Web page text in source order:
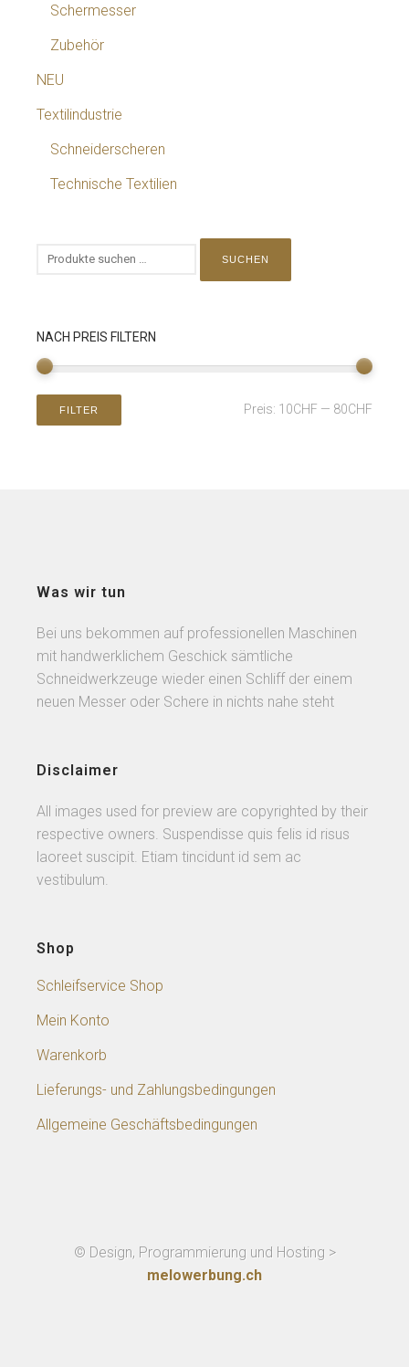
Schermesser
Zubehör
NEU
Textilindustrie
Schneiderscheren
Technische Textilien
SUCHEN
NACH PREIS FILTERN
FILTER Preis: 10CHF — 80CHF
Was wir tun
Bei uns bekommen auf professionellen Maschinen
mit handwerklichem Geschick sämtliche
Schneidwerkzeuge wieder einen Schliff der einem
neuen Messer oder Schere in nichts nahe steht
Disclaimer
All images used for preview are copyrighted by their
respective owners. Suspendisse quis felis id risus
laoreet suscipit. Etiam tincidunt id sem ac
vestibulum.
Shop
Schleifservice Shop
Mein Konto
Warenkorb
Lieferungs- und Zahlungsbedingungen
Allgemeine Geschäftsbedingungen
© Design, Programmierung und Hosting >
melowerbung.ch